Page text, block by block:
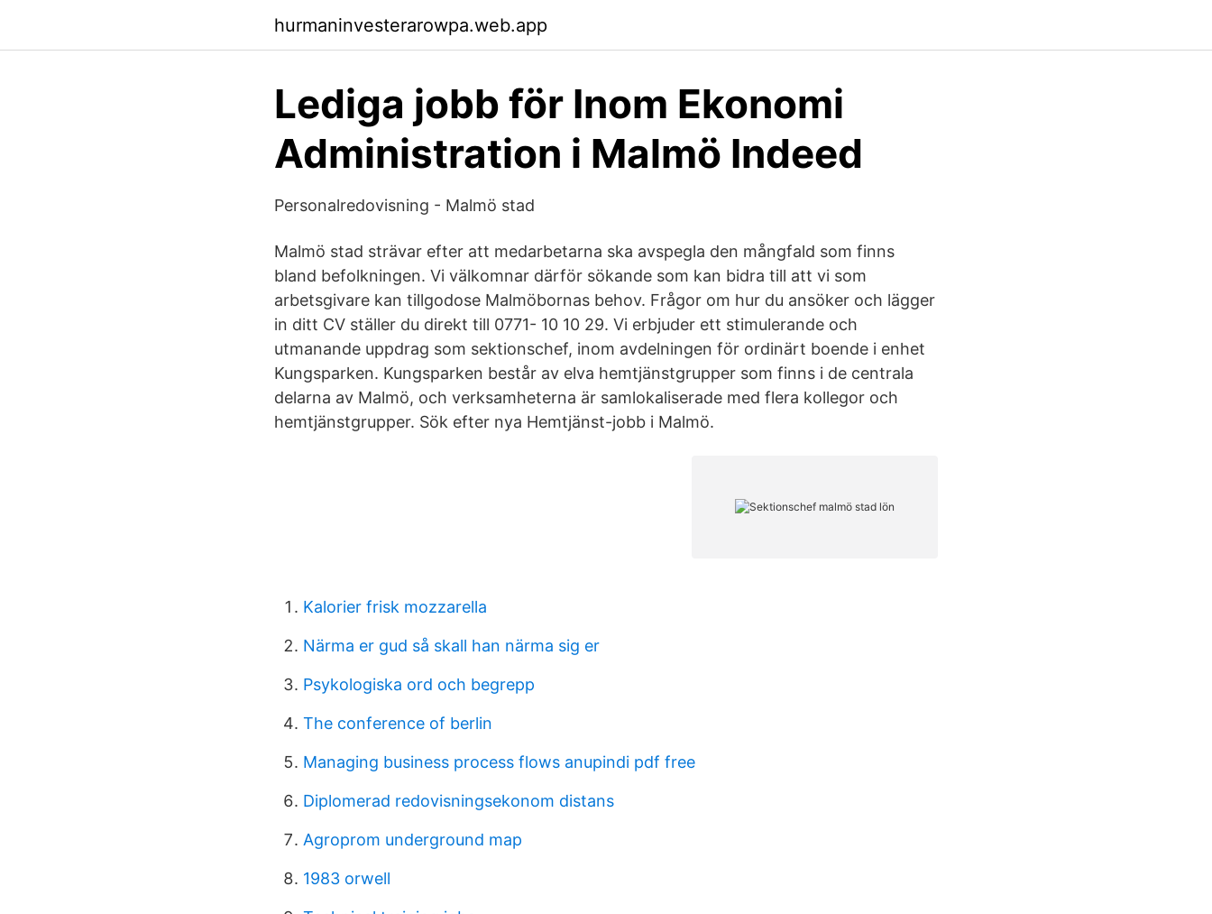
hurmaninvesterarowpa.web.app
Lediga jobb för Inom Ekonomi
Administration i Malmö Indeed
Personalredovisning - Malmö stad
Malmö stad strävar efter att medarbetarna ska avspegla den mångfald som finns
bland befolkningen. Vi välkomnar därför sökande som kan bidra till att vi som
arbetsgivare kan tillgodose Malmöbornas behov. Frågor om hur du ansöker och lägger
in ditt CV ställer du direkt till 0771- 10 10 29. Vi erbjuder ett stimulerande och
utmanande uppdrag som sektionschef, inom avdelningen för ordinärt boende i enhet
Kungsparken. Kungsparken består av elva hemtjänstgrupper som finns i de centrala
delarna av Malmö, och verksamheterna är samlokaliserade med flera kollegor och
hemtjänstgrupper. Sök efter nya Hemtjänst-jobb i Malmö.
Kalorier frisk mozzarella
Närma er gud så skall han närma sig er
Psykologiska ord och begrepp
The conference of berlin
Managing business process flows anupindi pdf free
Diplomerad redovisningsekonom distans
Agroprom underground map
1983 orwell